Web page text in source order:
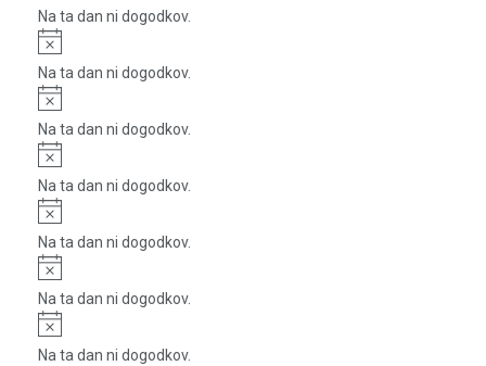
Na ta dan ni dogodkov.
Notice
Na ta dan ni dogodkov.
Notice
Na ta dan ni dogodkov.
Notice
Na ta dan ni dogodkov.
Notice
Na ta dan ni dogodkov.
Notice
Na ta dan ni dogodkov.
Notice
Na ta dan ni dogodkov.